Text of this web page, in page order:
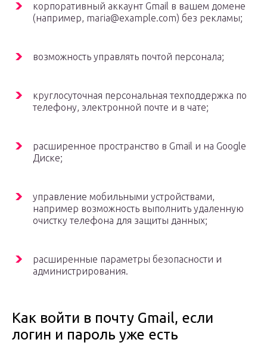
корпоративный аккаунт Gmail в вашем домене
(например, maria@example.com) без рекламы;
возможность управлять почтой персонала;
круглосуточная персональная техподдержка по
телефону, электронной почте и в чате;
расширенное пространство в Gmail и на Google
Диске;
управление мобильными устройствами,
например возможность выполнить удаленную
очистку телефона для защиты данных;
расширенные параметры безопасности и
администрирования.
Как войти в почту Gmail, если
логин и пароль уже есть